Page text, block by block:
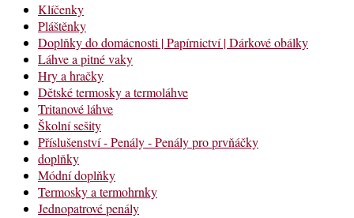
Klíčenky
Pláštěnky
Doplňky do domácnosti | Papírnictví | Dárkové obálky
Láhve a pitné vaky
Hry a hračky
Dětské termosky a termoláhve
Tritanové láhve
Školní sešity
Příslušenství - Penály - Penály pro prvňáčky
doplňky
Módní doplňky
Termosky a termohrnky
Jednopatrové penály